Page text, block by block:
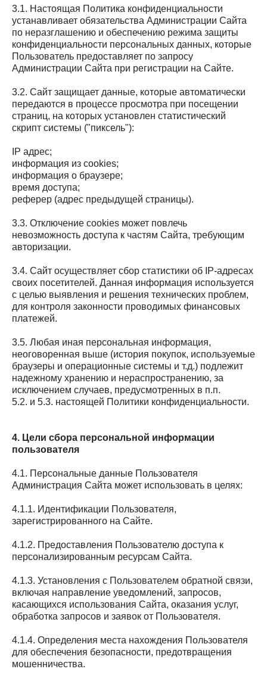
3.1. Настоящая Политика конфиденциальности
устанавливает обязательства Администрации Сайта
по неразглашению и обеспечению режима защиты
конфиденциальности персональных данных, которые
Пользователь предоставляет по запросу
Администрации Сайта при регистрации на Сайте.
3.2. Сайт защищает данные, которые автоматически
передаются в процессе просмотра при посещении
страниц, на которых установлен статистический
скрипт системы ("пиксель"):
IP адрес;
информация из cookies;
информация о браузере;
время доступа;
реферер (адрес предыдущей страницы).
3.3. Отключение cookies может повлечь
невозможность доступа к частям Сайта, требующим
авторизации.
3.4. Сайт осуществляет сбор статистики об IP-адресах
своих посетителей. Данная информация используется
с целью выявления и решения технических проблем,
для контроля законности проводимых финансовых
платежей.
3.5. Любая иная персональная информация,
неоговоренная выше (история покупок, используемые
браузеры и операционные системы и т.д.) подлежит
надежному хранению и нераспространению, за
исключением случаев, предусмотренных в п.п.
5.2. и 5.3. настоящей Политики конфиденциальности.
4. Цели сбора персональной информации
пользователя
4.1. Персональные данные Пользователя
Администрация Сайта может использовать в целях:
4.1.1. Идентификации Пользователя,
зарегистрированного на Сайте.
4.1.2. Предоставления Пользователю доступа к
персонализированным ресурсам Сайта.
4.1.3. Установления с Пользователем обратной связи,
включая направление уведомлений, запросов,
касающихся использования Сайта, оказания услуг,
обработка запросов и заявок от Пользователя.
4.1.4. Определения места нахождения Пользователя
для обеспечения безопасности, предотвращения
мошенничества.